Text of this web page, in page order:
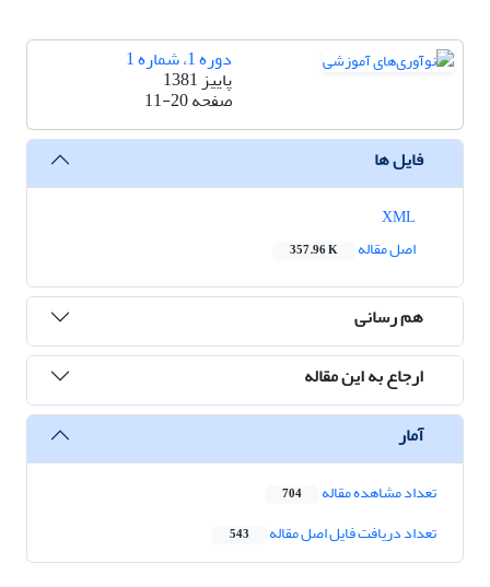
دوره 1، شماره 1
پاییز 1381
صفحه11-20
فایل ها
اصل مقاله
357.96 K
هم رسانی
ارجاع به این مقاله
آمار
تعداد مشاهده مقاله 704
تعداد دریافت فایل اصل مقاله 543